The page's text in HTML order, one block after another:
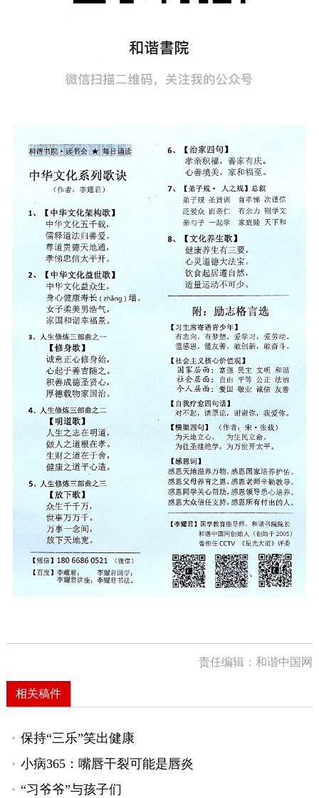
责任编辑：和谐中国网
相关稿件
保持“三乐”笑出健康
小病365：嘴唇干裂可能是唇炎
“习爷爷”与孩子们